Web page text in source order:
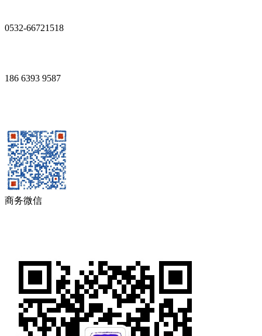
0532-66721518
186 6393 9587
商务微信